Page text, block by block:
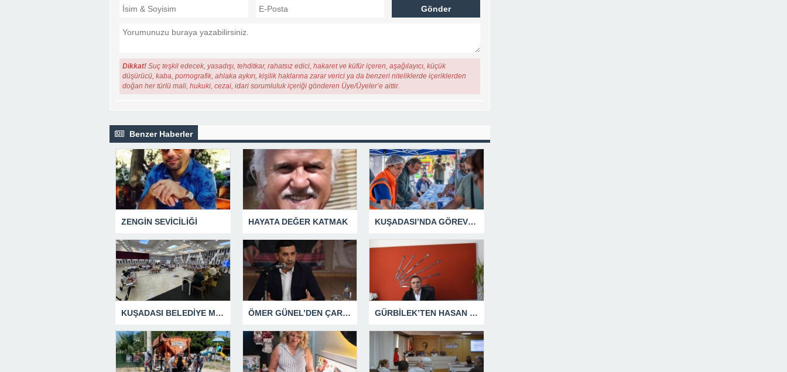
Dikkat! Suç teşkil edecek, yasadışı, tehditkar, rahatsız edici, hakaret ve küfür içeren, aşağılayıcı, küçük
düşürücü, kaba, pornografik, ahlaka aykırı, kişilik haklarına zarar verici ya da benzeri niteliklerde içeriklerden
doğan her türlü mali, hukuki, cezai, idari sorumluluk içeriği gönderen Üye/Üyeler’e aittir.
Benzer Haberler
ZENGİN SEVİCİLİĞİ HAYATA DEĞER KATMAK KUŞADASI’NDA GÖREV ŞEHİTLERİ UNUTULMADI
KUŞADASI BELEDİYE MECLİSİ’NDEN ÖNEMLİ KARARLAR ÖMER GÜNEL’DEN ÇARPICI AÇIKLAMALAR GÜRBİLEK’TEN HASAN SARGIN’A YANIT GECİKMEDİ